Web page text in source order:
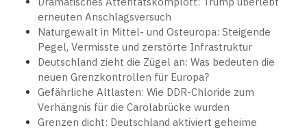
erneuten Anschlagsversuch
Naturgewalt in Mittel- und Osteuropa: Steigende
Pegel, Vermisste und zerstörte Infrastruktur
Deutschland zieht die Zügel an: Was bedeuten die
neuen Grenzkontrollen für Europa?
Gefährliche Altlasten: Wie DDR-Chloride zum
Verhängnis für die Carolabrücke wurden
Grenzen dicht: Deutschland aktiviert geheime